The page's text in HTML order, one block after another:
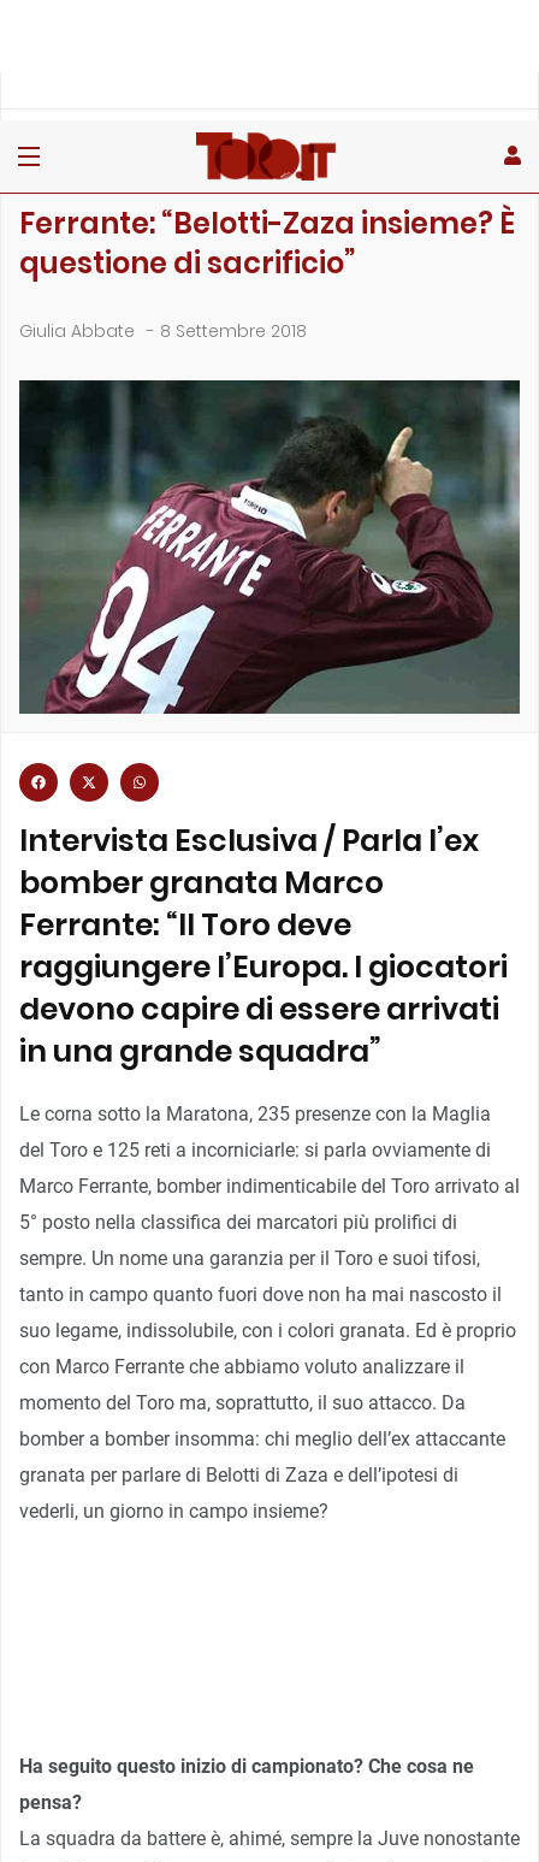
Ferrante: “Belotti-Zaza insieme? È
questione di sacrificio”
Giulia Abbate - 8 Settembre 2018
Intervista Esclusiva / Parla l’ex
bomber granata Marco
Ferrante: “Il Toro deve
raggiungere l’Europa. I giocatori
devono capire di essere arrivati
in una grande squadra”
Le corna sotto la Maratona, 235 presenze con la Maglia
del Toro e 125 reti a incorniciarle: si parla ovviamente di
Marco Ferrante, bomber indimenticabile del Toro arrivato al
5° posto nella classifica dei marcatori più prolifici di
sempre. Un nome una garanzia per il Toro e suoi tifosi,
tanto in campo quanto fuori dove non ha mai nascosto il
suo legame, indissolubile, con i colori granata. Ed è proprio
con Marco Ferrante che abbiamo voluto analizzare il
momento del Toro ma, soprattutto, il suo attacco. Da
bomber a bomber insomma: chi meglio dell’ex attaccante
granata per parlare di Belotti di Zaza e dell’ipotesi di
vederli, un giorno in campo insieme?
Ha seguito questo inizio di campionato? Che cosa ne
pensa?
La squadra da battere è, ahimé, sempre la Juve nonostante